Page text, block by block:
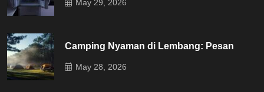
May 29, 2026
Camping Nyaman di Lembang: Pesan
May 28, 2026